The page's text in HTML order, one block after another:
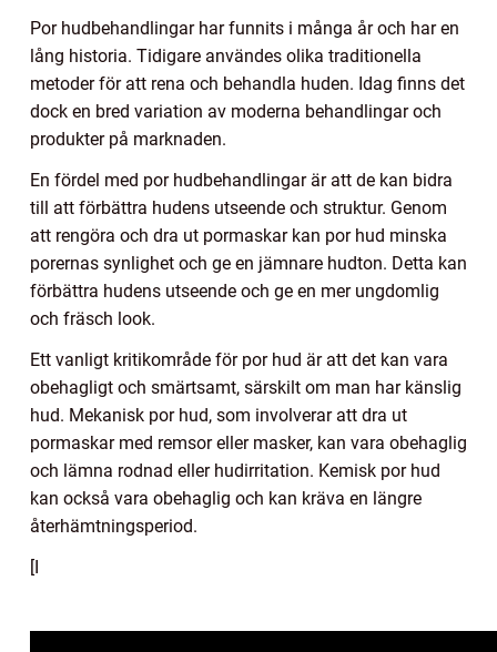
Por hudbehandlingar har funnits i många år och har en
lång historia. Tidigare användes olika traditionella
metoder för att rena och behandla huden. Idag finns det
dock en bred variation av moderna behandlingar och
produkter på marknaden.
En fördel med por hudbehandlingar är att de kan bidra
till att förbättra hudens utseende och struktur. Genom
att rengöra och dra ut pormaskar kan por hud minska
porernas synlighet och ge en jämnare hudton. Detta kan
förbättra hudens utseende och ge en mer ungdomlig
och fräsch look.
Ett vanligt kritikområde för por hud är att det kan vara
obehagligt och smärtsamt, särskilt om man har känslig
hud. Mekanisk por hud, som involverar att dra ut
pormaskar med remsor eller masker, kan vara obehaglig
och lämna rodnad eller hudirritation. Kemisk por hud
kan också vara obehaglig och kan kräva en längre
återhämtningsperiod.
[I